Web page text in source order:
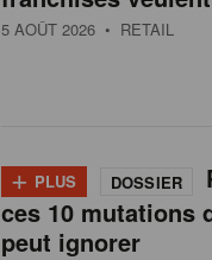
5 AOÛT 2026 • RETAIL
+ PLUS DOSSIER
ces 10 mutations
peut ignorer